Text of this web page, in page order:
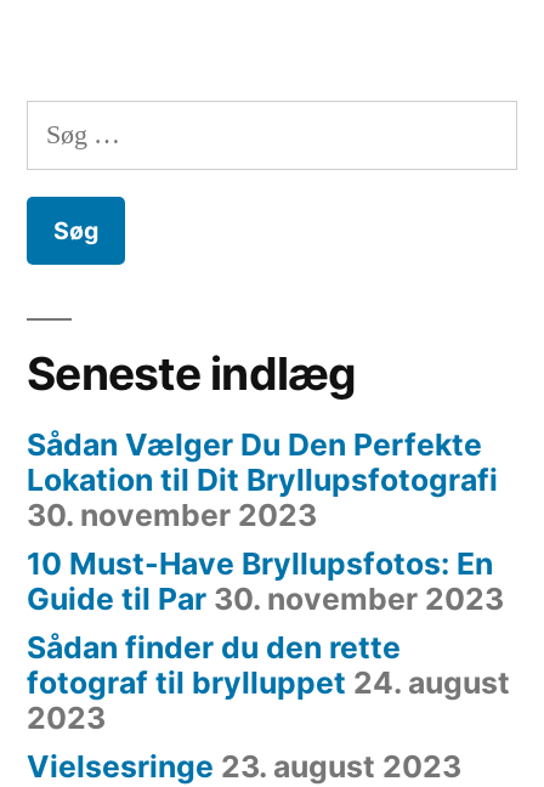
Søg
efter:
Seneste indlæg
Sådan Vælger Du Den Perfekte
Lokation til Dit Bryllupsfotografi
30. november 2023
10 Must-Have Bryllupsfotos: En
Guide til Par 30. november 2023
Sådan finder du den rette
fotograf til brylluppet 24. august
2023
Vielsesringe 23. august 2023